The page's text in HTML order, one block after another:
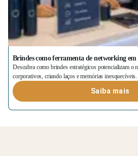
Brindes como ferramenta de networking em
Descubra como brindes estratégicos potencializam o
corporativos, criando laços e memórias inesquecíveis.
Saiba mais